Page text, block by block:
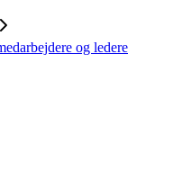
og ledere